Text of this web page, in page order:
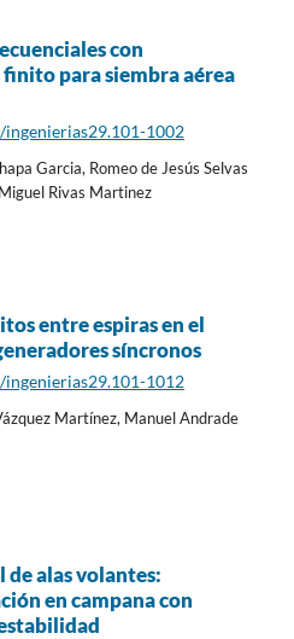
con
para siembra aérea
1002
Garcia, Romeo de Jesús Selvas
Rivas Martinez
entre espiras en el
síncronos
1012
Martínez, Manuel Andrade
alas volantes:
en campana con